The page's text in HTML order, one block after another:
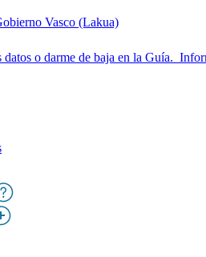
Vasco (Lakua)
o darme de baja en la Guía.